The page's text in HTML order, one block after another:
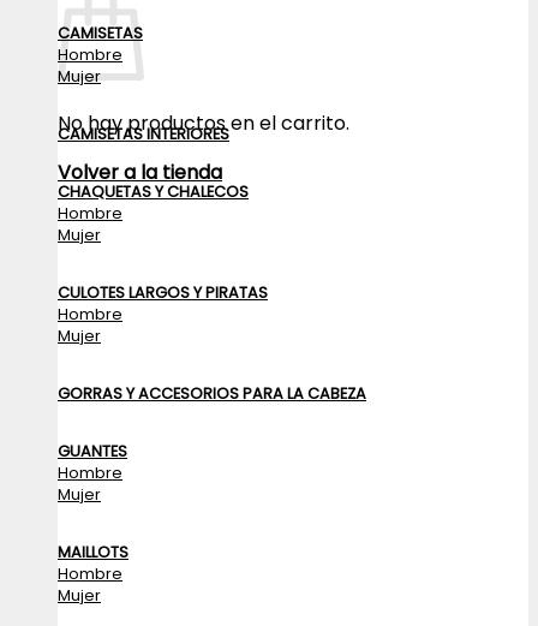
No hay productos en el carrito.
Volver a la tienda
CAMISETAS
Hombre
Mujer
CAMISETAS INTERIORES
CHAQUETAS Y CHALECOS
Hombre
Mujer
CULOTES LARGOS Y PIRATAS
Hombre
Mujer
GORRAS Y ACCESORIOS PARA LA CABEZA
GUANTES
Hombre
Mujer
MAILLOTS
Hombre
Mujer